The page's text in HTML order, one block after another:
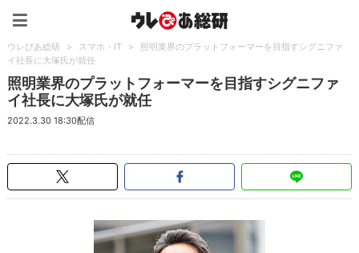
ウレぴあ総研 > スマホ・IT >
照明業界のプラットフォーマーを目指すシグニファ
イ社長に大塚氏が就任
照明業界のプラットフォーマーを目指すシグニファ
イ社長に大塚氏が就任
2022.3.30 18:30配信